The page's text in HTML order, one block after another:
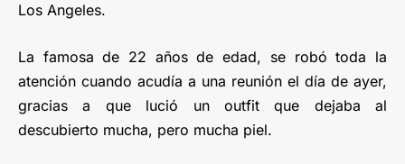
Los Angeles.
La famosa de 22 años de edad, se robó toda la
atención cuando acudía a una reunión el día de ayer,
gracias a que lució un outfit que dejaba al
descubierto mucha, pero mucha piel.